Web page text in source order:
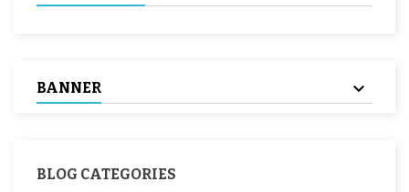
BANNER
BLOG CATEGORIES